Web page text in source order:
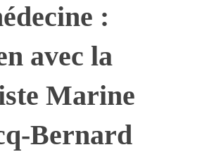
:
avec la
Marine
Bernard